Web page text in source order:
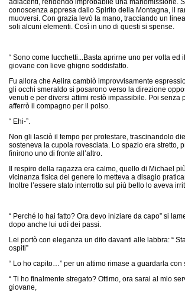
adiacenti, rendendo improbabile una manomissione.
conoscenza appresa dallo Spirito della Montagna, il
muoversi. Con grazia levò la mano, tracciando un
soli alcuni elementi. Così in uno di questi si spense.
“ Sono come lucchetti...Basta aprirne uno per volta ed
giovane con lieve ghigno soddisfatto.
Fu allora che Aelira cambiò improvvisamente
gli occhi smeraldo si posarono verso la direzione
venuti e per diversi attimi restò impassibile. Poi senza
afferrò il compagno per il polso.
“ Ehi-”.
Non gli lasciò il tempo per protestare, trascinandolo
sosteneva la cupola rovesciata. Lo spazio era stretto,
finirono uno di fronte all’altro.
Il respiro della ragazza era calmo, quello di Michael
vicinanza fisica del genere lo metteva a disagio
Inoltre l’essere stato interrotto sul più bello lo aveva
“ Perché lo hai fatto? Ora devo iniziare da capo” si
dopo anche lui udì dei passi.
Lei portò con eleganza un dito davanti alle labbra: “
ospiti”
“ Lo ho capito…” per un attimo rimase a guardarla con
“ Ti ho finalmente stregato? Ottimo, ora sarai al mio
giovane,